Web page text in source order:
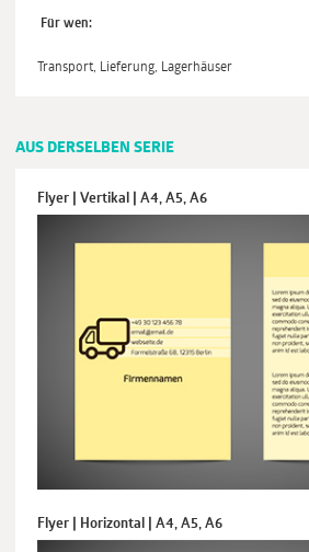
Für wen:
Transport, Lieferung, Lagerhäuser
AUS DERSELBEN SERIE
Flyer | Vertikal | A4, A5, A6
Flyer | Horizontal | A4, A5, A6